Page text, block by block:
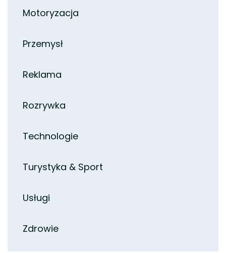
Motoryzacja
Przemysł
Reklama
Rozrywka
Technologie
Turystyka & Sport
Usługi
Zdrowie